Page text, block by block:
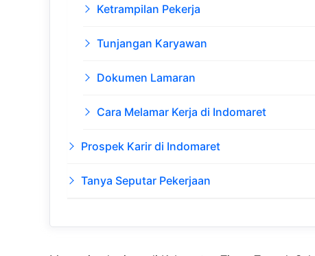
Ketrampilan Pekerja
Tunjangan Karyawan
Dokumen Lamaran
Cara Melamar Kerja di Indomaret
Prospek Karir di Indomaret
Tanya Seputar Pekerjaan